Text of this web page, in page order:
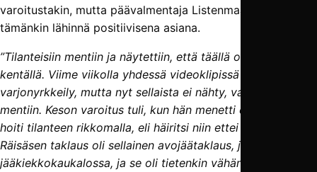
varoitustakin, mutta päävalmentaja Listenmaa näki
tämänkin lähinnä positiivisena asiana.
”Tilanteisiin mentiin ja näytettiin, että täällä on nyt miehet
kentällä. Viime viikolla yhdessä videoklipissä teemana oli
varjonyrkkeily, mutta nyt sellaista ei nähty, vaan tilanteisiin
mentiin. Keson varoitus tuli, kun hän menetti ensin pallon ja
hoiti tilanteen rikkomalla, eli häiritsi niin ettei tullut maalia.
Räisäsen taklaus oli sellainen avojäätaklaus, joita nähdään
jääkiekkokaukalossa, ja se oli tietenkin vähän ruma, eikä